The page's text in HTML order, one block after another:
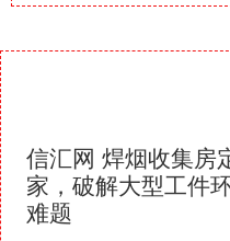
信汇网 焊烟收集房
家，破解大型工件
难题